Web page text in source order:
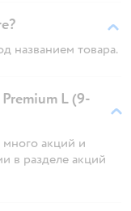
названием товара.
L (9-
много акций и
в разделе акций